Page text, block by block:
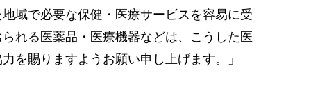
域で必要な保健・医療サービスを容易に受
れる医薬品・医療機器などは、こうした医
を賜りますようお願い申し上げます。」